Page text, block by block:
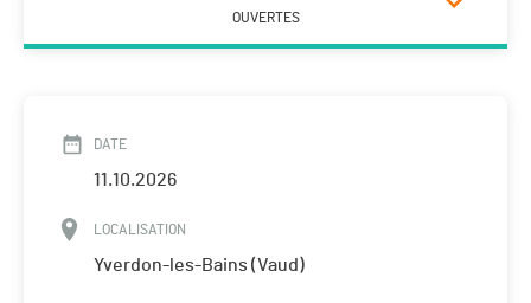
OUVERTES
DATE
11.10.2026
LOCALISATION
Yverdon-les-Bains (Vaud)